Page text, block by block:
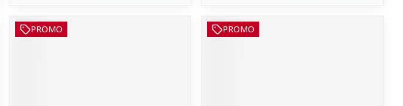
PROMO PROMO